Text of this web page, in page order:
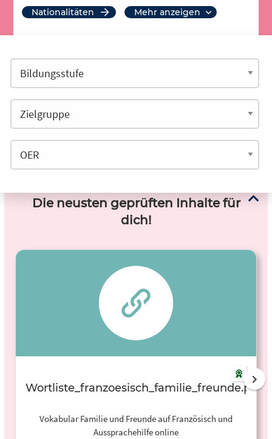
Nationalitäten
mehr anzeigen
Die neusten geprüften Inhalte für
dich!
Wortliste_franzoesisch_familie_freunde.pdf
Vokabular Familie und Freunde auf Französisch und
Aussprachehilfe online